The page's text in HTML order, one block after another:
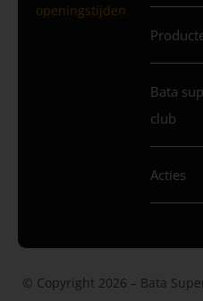
openingstijden
Bata
club
Acties
© Copyright 2026 – Bata